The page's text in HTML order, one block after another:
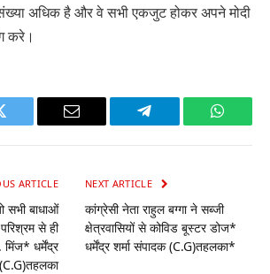
अधिक है और वे सभी एकजुट होकर अपने मोदी
करे।
Email Telegram
ARTICLE
सभी बाधाओं
से ही
धर्मेंद्र
NEXT ARTICLE
कांग्रेसी नेता राहुल बग्गा ने सब्जी
क्षेत्रवासियों से कोविड बूस्टर डोज*
धर्मेंद्र शर्मा संपादक (C.G)तहलका*